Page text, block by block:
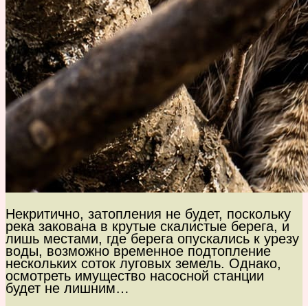
Некритично, затопления не будет, поскольку
река закована в крутые скалистые берега, и
лишь местами, где берега опускались к урезу
воды, возможно временное подтопление
нескольких соток луговых земель. Однако,
осмотреть имущество насосной станции
будет не лишним…